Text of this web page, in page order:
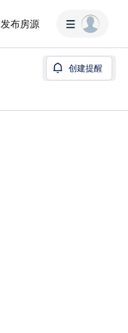
发布房源
创建提醒